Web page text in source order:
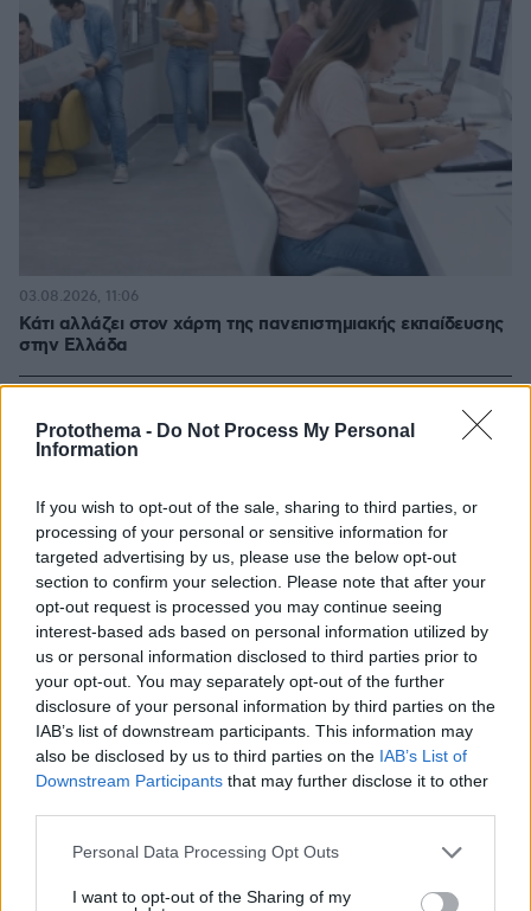
Protothema - Do Not Process My Personal
Information
If you wish to opt-out of the sale, sharing to third parties, or
processing of your personal or sensitive information for
targeted advertising by us, please use the below opt-out
section to confirm your selection. Please note that after your
opt-out request is processed you may continue seeing
interest-based ads based on personal information utilized by
us or personal information disclosed to third parties prior to
your opt-out. You may separately opt-out of the further
disclosure of your personal information by third parties on the
IAB’s list of downstream participants. This information may
also be disclosed by us to third parties on the IAB’s List of
Downstream Participants that may further disclose it to other
Please note that this website/app uses one or more Google
not limited to your visit or usage behaviour. You may click to
Personal Data Processing Opt Outs
I want to opt-out of the Sharing of my
Κάτι αλλάζει στον χάρτη της πανεπιστημιακής εκπαίδευσης
στην Ελλάδα
03.08.2026, 11:06
Εθνική Τράπεζα: Η κορυφαία επιλογή για τη χρηματοδότηση
μεγάλων έργων
Διασκεδάζουμε υπεύθυνα, επιστρέφουμε με ασφάλεια
29.07.2026, 09:39
ΡΟΗ ΕΙΔΗΣΕΩΝ
Ειδήσεις Δημοφιλή Σχολιασμένα
Βουλγαρία: Drone με μεγάλη ποσότητα εκρηκτικών
συνετρίβη κοντά σε αγωγό φυσικού αερίου - Η Σόφια
κατηγορεί το Κίεβο
πριν 2 λεπτά
και γιατί αξίζει να τα δοκιμάσετε
πριν 2 λεπτά